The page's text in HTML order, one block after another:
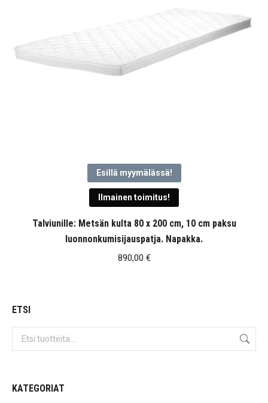
Esillä myymälässä!
Ilmainen toimitus!
Talviunille: Metsän kulta 80 x 200 cm, 10 cm paksu
luonnonkumisijauspatja. Napakka.
890,00 €
ETSI
KATEGORIAT